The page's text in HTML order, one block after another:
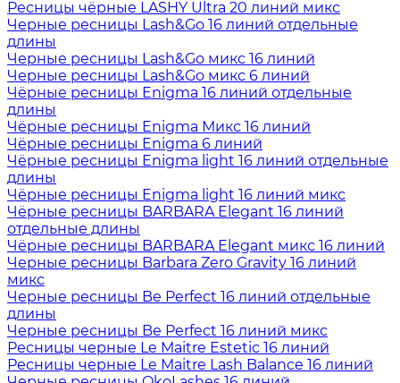
Ресницы чёрные LASHY Ultra 20 линий микс
Черные ресницы Lash&Go 16 линий отдельные
длины
Черные ресницы Lash&Go микс 16 линий
Черные ресницы Lash&Go микс 6 линий
Чёрные ресницы Enigma 16 линий отдельные
длины
Чёрные ресницы Enigma Микс 16 линий
Чёрные ресницы Enigma 6 линий
Чёрные ресницы Enigma light 16 линий отдельные
длины
Чёрные ресницы Enigma light 16 линий микс
Чёрные ресницы BARBARA Elegant 16 линий
отдельные длины
Чёрные ресницы BARBARA Elegant микс 16 линий
Черные ресницы Barbara Zero Gravity 16 линий
микс
Черные ресницы Be Perfect 16 линий отдельные
длины
Черные ресницы Be Perfect 16 линий микс
Ресницы черные Le Maitre Estetic 16 линий
Ресницы черные Le Maitre Lash Balance 16 линий